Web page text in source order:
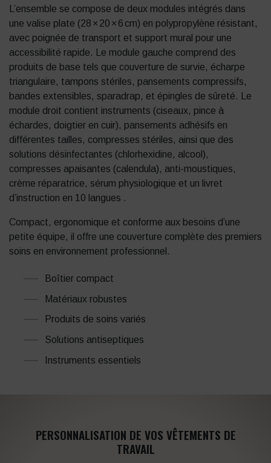
L’ensemble se compose de deux modules intégrés dans
une valise plate (28 × 20 × 6 cm) en polypropylène résistant,
avec poignée de transport et support mural pour une
accessibilité rapide. Le module gauche comprend des
produits de base tels que couverture de survie, écharpe
triangulaire, tampons stériles, pansements compressifs,
bandes extensibles, sparadrap, et épingles de sûreté. Le
module droit contient instruments (ciseaux, pince à
échardes, doigtier en cuir), pansements adhésifs en
différentes tailles, compresses stériles, ainsi que des
solutions désinfectantes (chlorhexidine, alcool),
compresses apaisantes (calendula), anti-moustiques,
crème réparatrice, sérum physiologique et un livret
d’instruction en 10 langues .
Compact, ergonomique et conforme aux besoins d’une
petite équipe, il offre une couverture complète des premiers
soins en environnement professionnel.
Boîtier compact
Matériaux robustes
Produits de soins variés
Solutions antiseptiques
Instruments essentiels
PERSONNALISATION DE VOS VÊTEMENTS DE
TRAVAIL